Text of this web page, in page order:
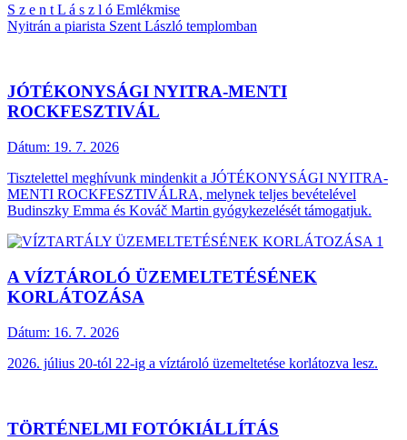
S z e n t L á s z l ó Emlékmise
Nyitrán a piarista Szent László templomban
JÓTÉKONYSÁGI NYITRA-MENTI
ROCKFESZTIVÁL
Dátum: 19. 7. 2026
Tisztelettel meghívunk mindenkit a JÓTÉKONYSÁGI NYITRA-
MENTI ROCKFESZTIVÁLRA, melynek teljes bevételével
Budinszky Emma és Kováč Martin gyógykezelését támogatjuk.
A VÍZTÁROLÓ ÜZEMELTETÉSÉNEK
KORLÁTOZÁSA
Dátum: 16. 7. 2026
2026. július 20-tól 22-ig a víztároló üzemeltetése korlátozva lesz.
TÖRTÉNELMI FOTÓKIÁLLÍTÁS